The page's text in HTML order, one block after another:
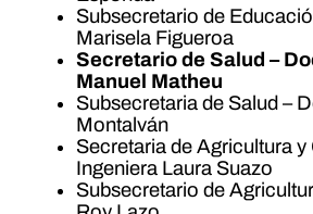
Subsecretario de
Marisela Figueroa
Secretario de Salud –
Manuel Matheu
Subsecretaria de Salud –
Montalván
Secretaria de Agricultura y
Ingeniera Laura Suazo
Subsecretario de